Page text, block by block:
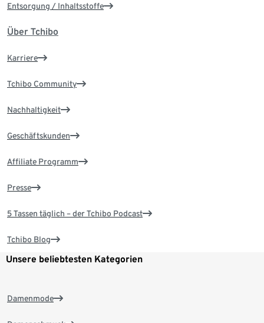
Entsorgung / Inhaltsstoffe
Über Tchibo
Karriere
Tchibo Community
Nachhaltigkeit
Geschäftskunden
Affiliate Programm
Presse
5 Tassen täglich – der Tchibo Podcast
Tchibo Blog
Unsere beliebtesten Kategorien
Damenmode